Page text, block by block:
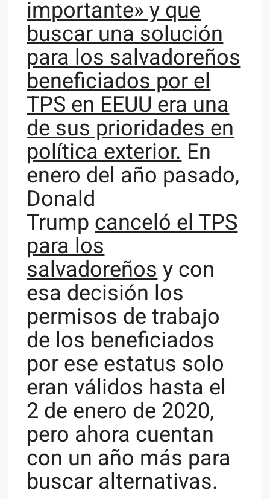
importante» y que
buscar una solución
para los salvadoreños
beneficiados por el
TPS en EEUU era una
de sus prioridades en
política exterior.En
enero del año pasado,
Donald
Trumpcanceló el TPS
para los
salvadoreñosy con
esa decisión los
permisos de trabajo
de los beneficiados
por ese estatus solo
eran válidos hasta el
2 de enero de 2020,
pero ahora cuentan
con un año más para
buscar alternativas.